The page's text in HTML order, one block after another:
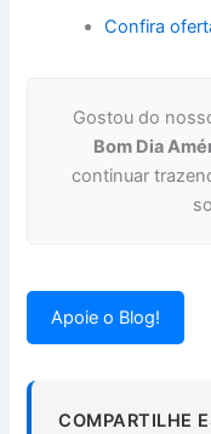
Confira
Gostou do
Bom Dia
continuar
Apoie o Blog!
COMPARTILHE